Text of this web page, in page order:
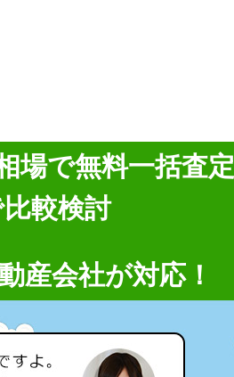
場で無料一括査定
較検討
産会社が対応！